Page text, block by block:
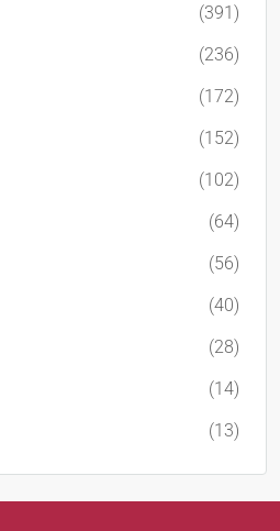
(391)
(236)
(172)
(152)
(102)
(64)
(56)
(40)
(28)
(14)
(13)